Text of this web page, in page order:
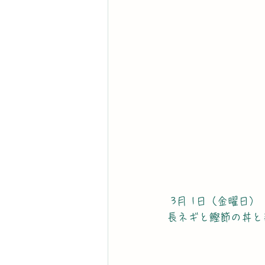
3月 1日（金曜日）
長ネギと鰹節の丼と